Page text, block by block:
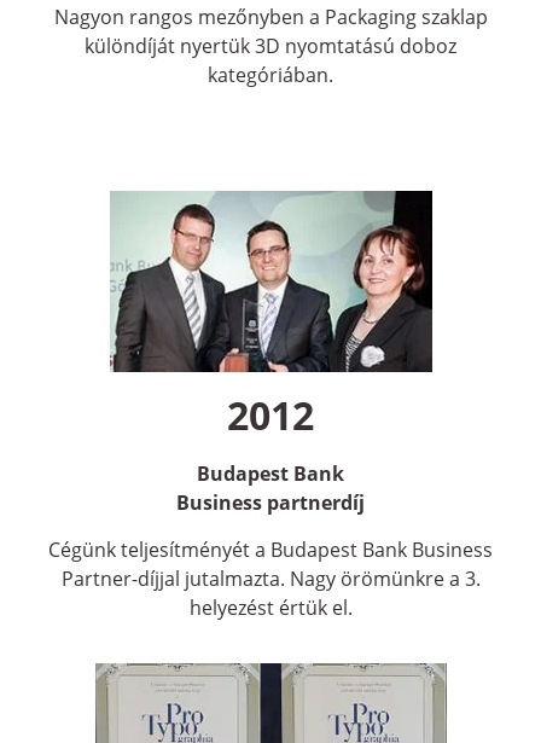
Nagyon rangos mezőnyben a Packaging szaklap
különdíját nyertük 3D nyomtatású doboz
kategóriában.
2012
Budapest Bank
Business partnerdíj
Cégünk teljesítményét a Budapest Bank Business
Partner-díjjal jutalmazta. Nagy örömünkre a 3.
helyezést értük el.